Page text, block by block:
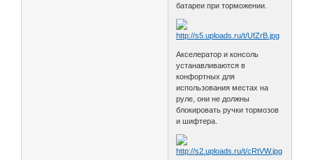
батареи при торможении.
Акселератор и консоль
устанавливаются в
конфортных для
использования местах на
руле, они не должны
блокировать ручки тормозов
и шифтера.